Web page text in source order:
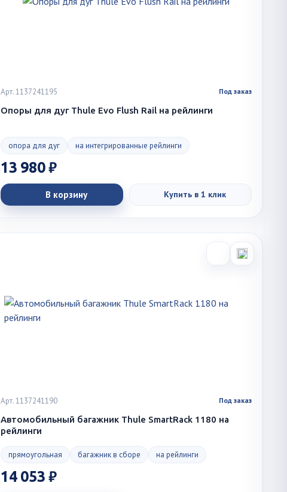
Арт. 1137241195 Под заказ
Опоры для дуг Thule Evo Flush Rail на рейлинги
опора для дуг на интегрированные рейлинги
13 980 ₽
В корзину Купить в 1 клик
Арт. 1137241190 Под заказ
Автомобильный багажник Thule SmartRack 1180 на
рейлинги
прямоугольная багажник в сборе на рейлинги
14 053 ₽